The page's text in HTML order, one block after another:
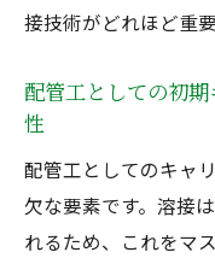
接技術がどれほど重
配管工としての初
性
配管工としてのキャ
欠な要素です。溶接
れるため、これをマ